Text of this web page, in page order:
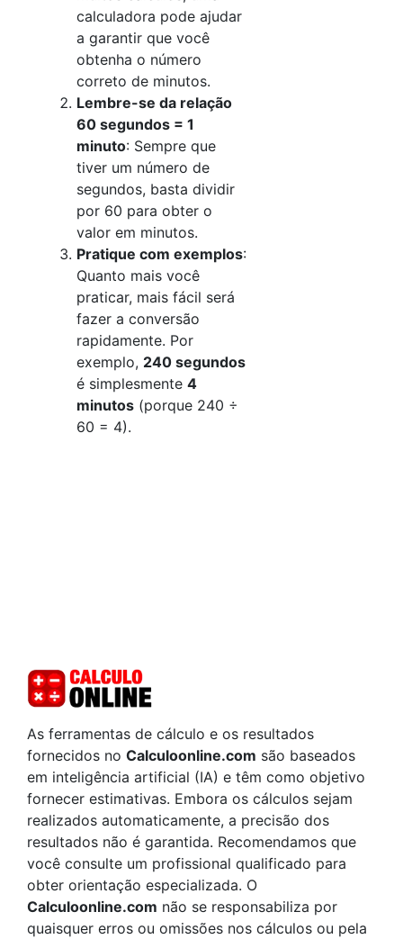
calculadora pode ajudar
a garantir que você
obtenha o número
correto de minutos.
Lembre-se da relação
60 segundos = 1
minuto: Sempre que
tiver um número de
segundos, basta dividir
por 60 para obter o
valor em minutos.
Pratique com exemplos:
Quanto mais você
praticar, mais fácil será
fazer a conversão
rapidamente. Por
exemplo, 240 segundos
é simplesmente 4
minutos (porque 240 ÷
60 = 4).
As ferramentas de cálculo e os resultados
fornecidos no Calculoonline.com são baseados
em inteligência artificial (IA) e têm como objetivo
fornecer estimativas. Embora os cálculos sejam
realizados automaticamente, a precisão dos
resultados não é garantida. Recomendamos que
você consulte um profissional qualificado para
obter orientação especializada. O
Calculoonline.com não se responsabiliza por
quaisquer erros ou omissões nos cálculos ou pela